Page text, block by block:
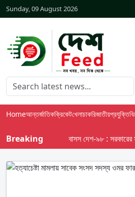
Sunday, 09 August 2026
Homeআন্তর্জাতিকক্রিকেটখেলাচাকরিজাতীয়প্রযুক্তি
Breaking বাসস দেশ-৯৮ : সরকারের